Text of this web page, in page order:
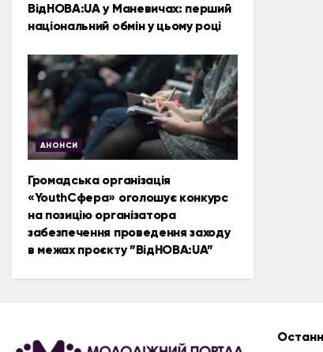
ВідНОВА:UA у Маневичах: перший
національний обмін у цьому році
АНОНСИ
Громадська організація
«YouthСфера» оголошує конкурс
на позицію організатора
забезпечення проведення заходу
в межах проєкту ”ВідНОВА:UA”